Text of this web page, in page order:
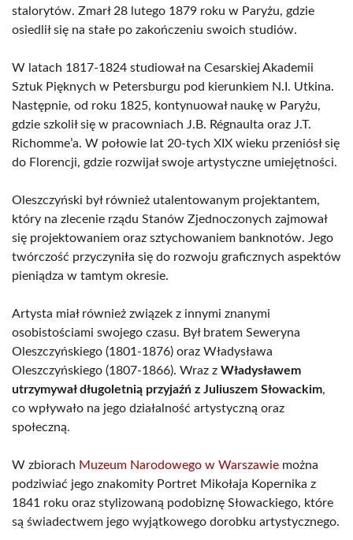
stalorytów. Zmarł 28 lutego 1879 roku w Paryżu, gdzie
osiedlił się na stałe po zakończeniu swoich studiów.
W latach 1817-1824 studiował na Cesarskiej Akademii
Sztuk Pięknych w Petersburgu pod kierunkiem N.I. Utkina.
Następnie, od roku 1825, kontynuował naukę w Paryżu,
gdzie szkolił się w pracowniach J.B. Régnaulta oraz J.T.
Richomme’a. W połowie lat 20-tych XIX wieku przeniósł się
do Florencji, gdzie rozwijał swoje artystyczne umiejętności.
Oleszczyński był również utalentowanym projektantem,
który na zlecenie rządu Stanów Zjednoczonych zajmował
się projektowaniem oraz sztychowaniem banknotów. Jego
twórczość przyczyniła się do rozwoju graficznych aspektów
pieniądza w tamtym okresie.
Artysta miał również związek z innymi znanymi
osobistościami swojego czasu. Był bratem Seweryna
Oleszczyńskiego (1801-1876) oraz Władysława
Oleszczyńskiego (1807-1866). Wraz z Władysławem
utrzymywał długoletnią przyjaźń z Juliuszem Słowackim,
co wpływało na jego działalność artystyczną oraz
społeczną.
W zbiorach Muzeum Narodowego w Warszawie można
podziwiać jego znakomity Portret Mikołaja Kopernika z
1841 roku oraz stylizowaną podobiznę Słowackiego, które
są świadectwem jego wyjątkowego dorobku artystycznego.